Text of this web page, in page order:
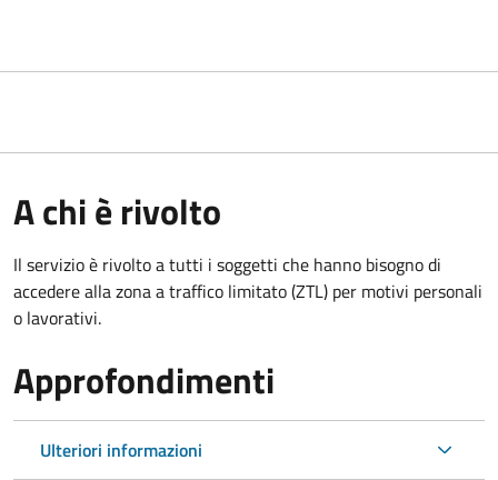
A chi è rivolto
Il servizio è rivolto a tutti i soggetti che hanno bisogno di
accedere alla zona a traffico limitato (ZTL) per motivi personali
o lavorativi.
Approfondimenti
Ulteriori informazioni